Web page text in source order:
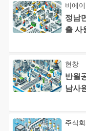
비에이
정남
출 사
현창
반월
남사
및
주식